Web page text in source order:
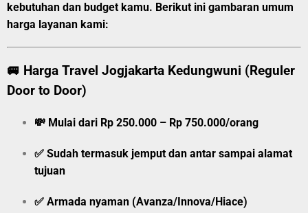
kebutuhan dan budget kamu. Berikut ini gambaran umum
harga layanan kami:
🚐 Harga Travel Jogjakarta Kedungwuni (Reguler
Door to Door)
💸 Mulai dari Rp 250.000 – Rp 750.000/orang
✅ Sudah termasuk jemput dan antar sampai alamat
tujuan
✅ Armada nyaman (Avanza/Innova/Hiace)